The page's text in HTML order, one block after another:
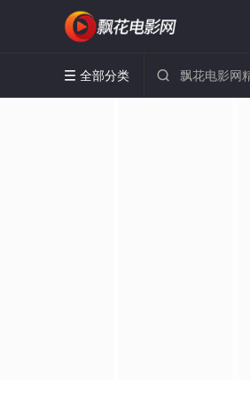
 全部分类 